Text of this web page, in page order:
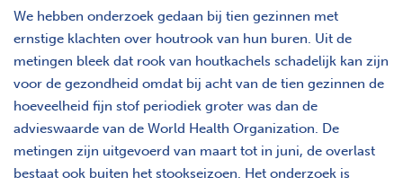
We hebben onderzoek gedaan bij tien gezinnen met
ernstige klachten over houtrook van hun buren. Uit de
metingen bleek dat rook van houtkachels schadelijk kan zijn
voor de gezondheid omdat bij acht van de tien gezinnen de
hoeveelheid fijn stof periodiek groter was dan de
advieswaarde van de World Health Organization. De
metingen zijn uitgevoerd van maart tot in juni, de overlast
bestaat ook buiten het stookseizoen. Het onderzoek is